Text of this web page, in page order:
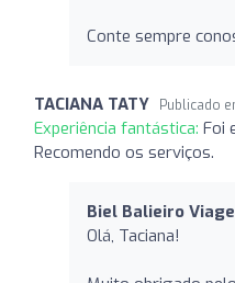
Conte sempre
TACIANA TATY Publicado
Experiência fantástica: Foi
Recomendo os serviços.
Biel Balieiro
Olá, Taciana!